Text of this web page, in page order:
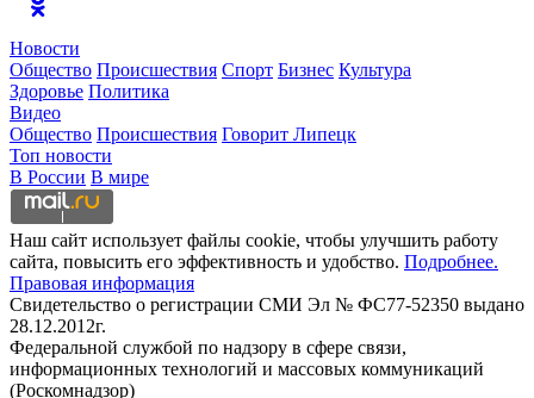
Новости
Общество Происшествия Спорт Бизнес Культура
Здоровье Политика
Видео
Общество Происшествия Говорит Липецк
Топ новости
В России В мире
Наш сайт использует файлы cookie, чтобы улучшить работу
сайта, повысить его эффективность и удобство. Подробнее.
Правовая информация
Свидетельство о регистрации СМИ Эл № ФС77-52350 выдано
28.12.2012г.
Федеральной службой по надзору в сфере связи,
информационных технологий и массовых коммуникаций
(Роскомнадзор)